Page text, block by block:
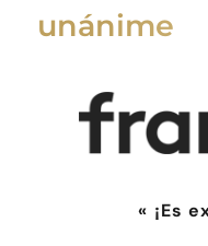
unánime
« ¡Es